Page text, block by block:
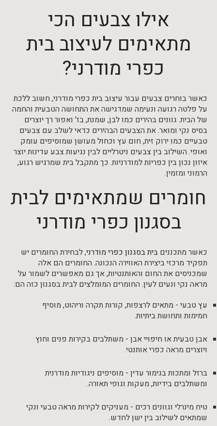
אילו צבעים הכי
מתאימים לעיצוב בית
כפרי מודרני?
כאשר בוחרים צבעים עבור עיצוב בית כפרי מודרני, חשוב ללכת
על פלטה רגועה ונעימה שמדגישה את התחושה הטבעית והחמה
של הבית. גוונים בהירים כמו לבן, שמנת, בז' ואפור רך יוצרים
בסיס נקי ומואר. את הצבעים הבהירים כדאי לשלב עם צבעים
טבעיים כמו ירוק זית, חום עץ וכחול מעושן שמוסיפים עומק
ואופי. השילוב בין צבעים ניטרליים לבין נגיעות צבע עדינות יוצר
איזון נכון בין כפריות למודרניות. כך מתקבל בית שמרגיש רגוע,
הרמוני ומזמין.
חומרים שמתאימים לבית
בסגנון כפרי מודרני
כאשר מתכננים בית בסגנון כפרי מודרני, לבחירת החומרים יש
תפקיד מרכזי ביצירת האווירה הנכונה. החומרים הם אלה
שמכניסים את החום והאותנטיות, אך גם מאפשרים לשמור על
מראה נקי ונעים לעין. החומרים המומלצים לבית בסגנון כזה הם:
עץ טבעי - מתאים לרצפות, קורות תקרה וריהוט, מוסיף
חמימות ותחושת ביתיות.
אבן טבעית או חיפויי אבן - משתלבים בקירות פנים וחוץ
ויוצרים מראה כפרי אותנטי.
ברזל ומתכות בגימור עדין - מוסיפים ניגודיות מודרנית
ומשתלבים בידיות, מעקות וגופי תאורה.
טיח מינרלי וגוונים רכים - מעניקים לקירות מראה טבעי ונקי
שמתאים לשילוב בין ישן לחדש.